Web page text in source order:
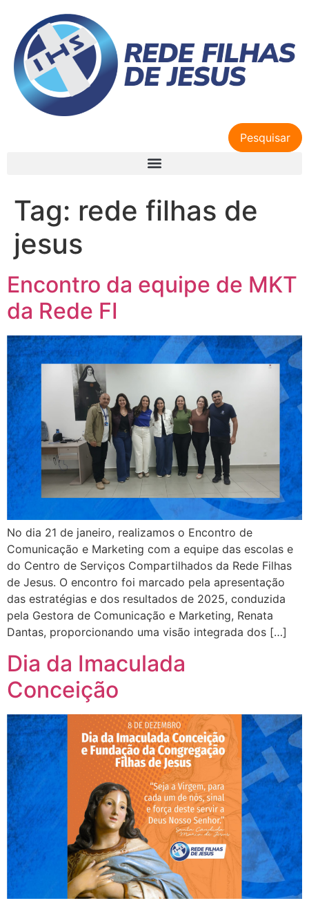
Pesquisar
Tag: rede filhas de
jesus
Encontro da equipe de MKT
da Rede FI
No dia 21 de janeiro, realizamos o Encontro de
Comunicação e Marketing com a equipe das escolas e
do Centro de Serviços Compartilhados da Rede Filhas
de Jesus. O encontro foi marcado pela apresentação
das estratégias e dos resultados de 2025, conduzida
pela Gestora de Comunicação e Marketing, Renata
Dantas, proporcionando uma visão integrada dos […]
Dia da Imaculada
Conceição